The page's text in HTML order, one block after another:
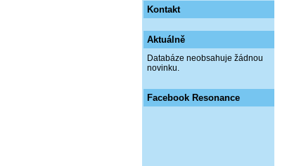
Kontakt
Aktuálně
Databáze neobsahuje žádnou
novinku.
Facebook Resonance